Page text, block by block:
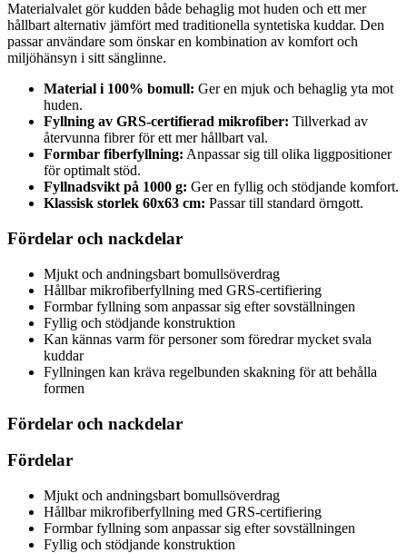
Materialvalet gör kudden både behaglig mot huden och ett mer
hållbart alternativ jämfört med traditionella syntetiska kuddar. Den
passar användare som önskar en kombination av komfort och
miljöhänsyn i sitt sänglinne.
Material i 100% bomull: Ger en mjuk och behaglig yta mot
huden.
Fyllning av GRS-certifierad mikrofiber: Tillverkad av
återvunna fibrer för ett mer hållbart val.
Formbar fiberfyllning: Anpassar sig till olika liggpositioner
för optimalt stöd.
Fyllnadsvikt på 1000 g: Ger en fyllig och stödjande komfort.
Klassisk storlek 60x63 cm: Passar till standard örngott.
Fördelar och nackdelar
Mjukt och andningsbart bomullsöverdrag
Hållbar mikrofiberfyllning med GRS-certifiering
Formbar fyllning som anpassar sig efter sovställningen
Fyllig och stödjande konstruktion
Kan kännas varm för personer som föredrar mycket svala
kuddar
Fyllningen kan kräva regelbunden skakning för att behålla
formen
Fördelar och nackdelar
Fördelar
Mjukt och andningsbart bomullsöverdrag
Hållbar mikrofiberfyllning med GRS-certifiering
Formbar fyllning som anpassar sig efter sovställningen
Fyllig och stödjande konstruktion